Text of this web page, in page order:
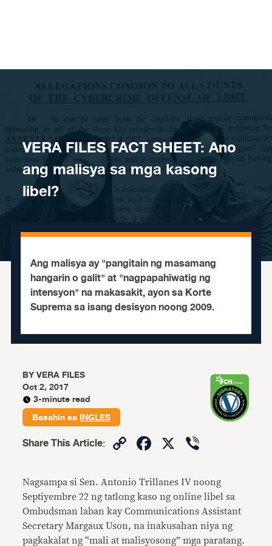
VERA FILES FACT SHEET: Ano
ang malisya sa mga kasong
libel?
Ang malisya ay "pangitain ng masamang
hangarin o galit" at "nagpapahiwatig ng
intensyon" na makasakit, ayon sa Korte
Suprema sa isang desisyon noong 2009.
BYVERA FILES
Oct 2, 2017
3-minute read
Basahin saINGLES
Share This Article: CopyFacebook
X
Nagsampa si Sen. Antonio Trillanes IV noong
Septiyembre 22 ng tatlong kaso ng online libel sa
Ombudsman laban kay Communications Assistant
Secretary Margaux Uson, na inakusahan niya ng
pagkakalat ng “mali at malisyosong” mga paratang.